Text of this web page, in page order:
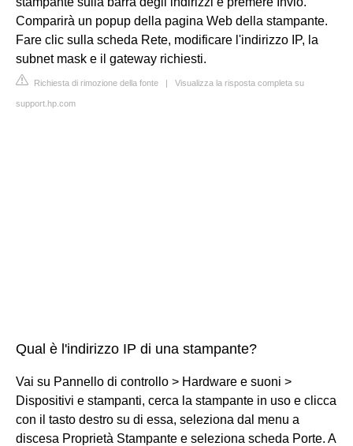
Comparirà un popup della pagina Web della stampante.
Fare clic sulla scheda Rete, modificare l'indirizzo IP, la
subnet mask e il gateway richiesti.
Richiesta di rimozione della fonte | Visualizza la risposta completa su
support.hp.com
Qual è l'indirizzo IP di una stampante?
Vai su Pannello di controllo > Hardware e suoni >
Dispositivi e stampanti, cerca la stampante in uso e clicca
con il tasto destro su di essa, seleziona dal menu a
discesa Proprietà Stampante e seleziona scheda Porte. A